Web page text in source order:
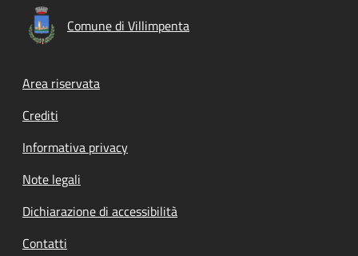
Comune di Villimpenta
Footer menu
Area riservata
Crediti
Informativa privacy
Note legali
Dichiarazione di accessibilità
Contatti